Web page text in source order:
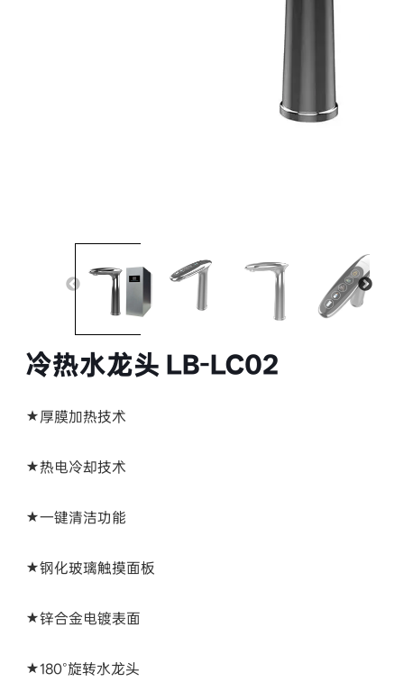
冷热水龙头 LB-LC02
★厚膜加热技术
★热电冷却技术
★一键清洁功能
★钢化玻璃触摸面板
★锌合金电镀表面
★180°旋转水龙头